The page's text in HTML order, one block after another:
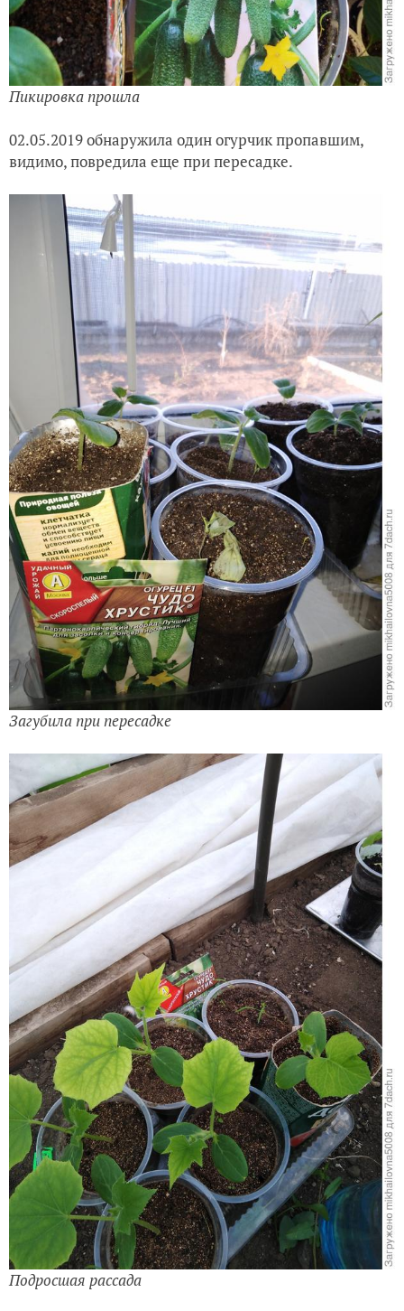
Пикировка прошла
02.05.2019 обнаружила один огурчик пропавшим,
видимо, повредила еще при пересадке.
Загубила при пересадке
Подросшая рассада